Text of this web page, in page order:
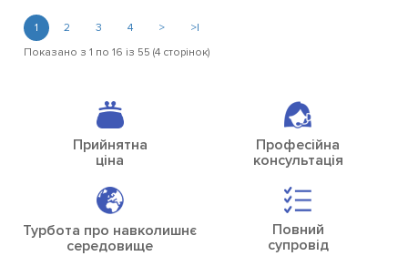
1 2 3 4 >
>|
Показано з 1 по 16 із 55 (4 сторінок)
Прийнятна
ціна
Професійна
консультація
Турбота про навколишнє
середовище
Повний
супровід